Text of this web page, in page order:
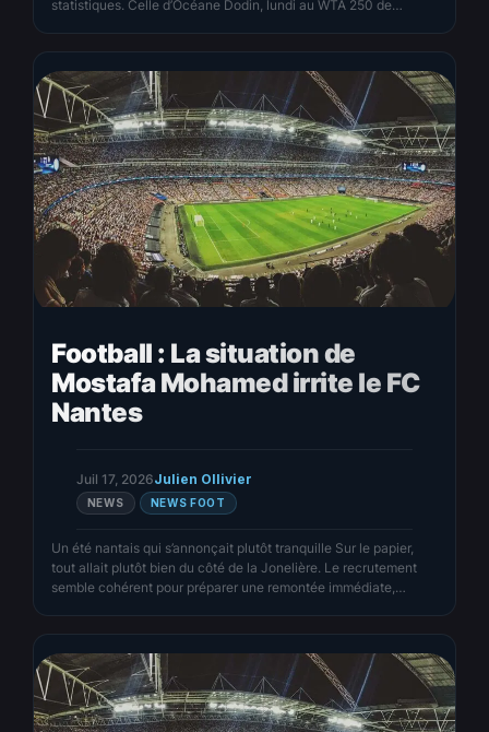
statistiques. Celle d’Océane Dodin, lundi au WTA 250 de
Football : La situation de
Mostafa Mohamed irrite le FC
Nantes
Juil 17, 2026Julien Ollivier
NEWS NEWS FOOT
Un été nantais qui s’annonçait plutôt tranquille Sur le papier,
tout allait plutôt bien du côté de la Jonelière. Le recrutement
semble cohérent pour préparer une remontée immédiate,